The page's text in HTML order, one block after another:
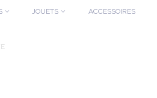
JOUETS ACCESSOIRES